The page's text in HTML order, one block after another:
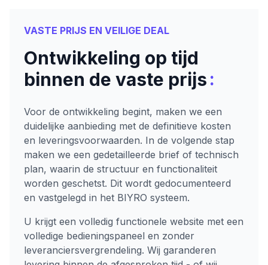
VASTE PRIJS EN VEILIGE DEAL
Ontwikkeling op tijd
binnen de vaste prijs:
Voor de ontwikkeling begint, maken we een
duidelijke aanbieding met de definitieve kosten
en leveringsvoorwaarden. In de volgende stap
maken we een gedetailleerde brief of technisch
plan, waarin de structuur en functionaliteit
worden geschetst. Dit wordt gedocumenteerd
en vastgelegd in het BIYRO systeem.
U krijgt een volledig functionele website met een
volledige bedieningspaneel en zonder
leveranciersvergrendeling. Wij garanderen